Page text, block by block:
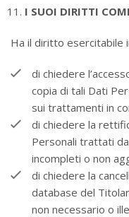
I SUOI DIRITTI
Ha il diritto esercitabile
di chiedere
copia di tali Dati
sui trattamenti in
di chiedere la
Personali trattati
incompleti o non
di chiedere la
database del
non necessario o